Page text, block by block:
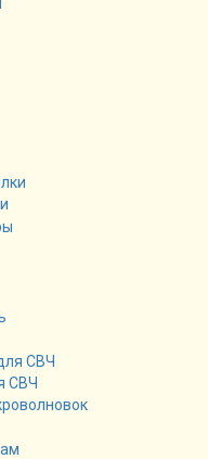
СВЧ